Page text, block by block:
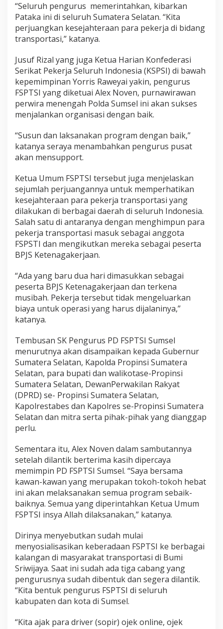
“Seluruh pengurus memerintahkan, kibarkan
Pataka ini di seluruh Sumatera Selatan. “Kita
perjuangkan kesejahteraan para pekerja di bidang
transportasi,” katanya.
Jusuf Rizal yang juga Ketua Harian Konfederasi
Serikat Pekerja Seluruh Indonesia (KSPSI) di bawah
kepemimpinan Yorris Raweyai yakin, pengurus
FSPTSI yang diketuai Alex Noven, purnawirawan
perwira menengah Polda Sumsel ini akan sukses
menjalankan organisasi dengan baik.
“Susun dan laksanakan program dengan baik,”
katanya seraya menambahkan pengurus pusat
akan mensupport.
Ketua Umum FSPTSI tersebut juga menjelaskan
sejumlah perjuangannya untuk memperhatikan
kesejahteraan para pekerja transportasi yang
dilakukan di berbagai daerah di seluruh Indonesia.
Salah satu di antaranya dengan menghimpun para
pekerja transportasi masuk sebagai anggota
FSPSTI dan mengikutkan mereka sebagai peserta
BPJS Ketenagakerjaan.
“Ada yang baru dua hari dimasukkan sebagai
peserta BPJS Ketenagakerjaan dan terkena
musibah. Pekerja tersebut tidak mengeluarkan
biaya untuk operasi yang harus dijalaninya,”
katanya.
Tembusan SK Pengurus PD FSPTSI Sumsel
menurutnya akan disampaikan kepada Gubernur
Sumatera Selatan, Kapolda Propinsi Sumatera
Selatan, para bupati dan walikotase-Propinsi
Sumatera Selatan, DewanPerwakilan Rakyat
(DPRD) se- Propinsi Sumatera Selatan,
Kapolrestabes dan Kapolres se-Propinsi Sumatera
Selatan dan mitra serta pihak-pihak yang dianggap
perlu.
Sementara itu, Alex Noven dalam sambutannya
setelah dilantik berterima kasih dipercaya
memimpin PD FSPTSI Sumsel. “Saya bersama
kawan-kawan yang merupakan tokoh-tokoh hebat
ini akan melaksanakan semua program sebaik-
baiknya. Semua yang diperintahkan Ketua Umum
FSPTSI insya Allah dilaksanakan,” katanya.
Dirinya menyebutkan sudah mulai
menyosialisasikan keberadaan FSPTSI ke berbagai
kalangan di masyarakat transportasi di Bumi
Sriwijaya. Saat ini sudah ada tiga cabang yang
pengurusnya sudah dibentuk dan segera dilantik.
“Kita bentuk pengurus FSPTSI di seluruh
kabupaten dan kota di Sumsel.
“Kita ajak para driver (sopir) ojek online, ojek